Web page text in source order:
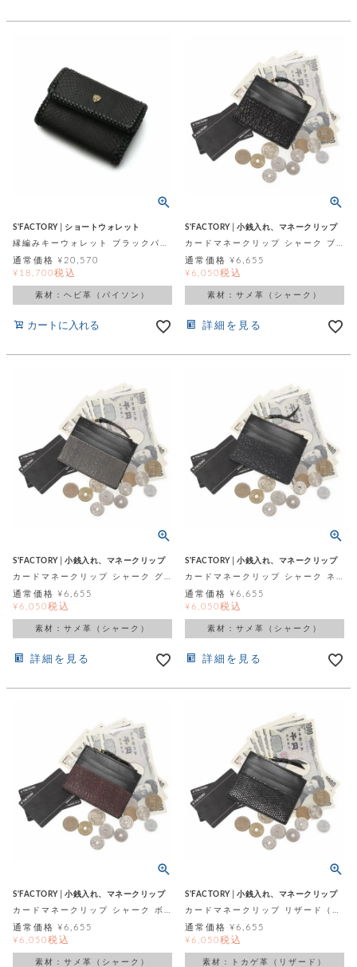
S'FACTORY│ショートウォレット
通常価格 ¥ 20,570
¥ 18,700税込
素材：ヘビ革（パイソン）
カートに入れる
S'FACTORY│小銭入れ、マネークリップ
通常価格 ¥6,655
¥6,050税込
素材：サメ革（シャーク）
詳細を見る
S'FACTORY│小銭入れ、マネークリップ
通常価格 ¥6,655
¥6,050税込
素材：サメ革（シャーク）
詳細を見る
S'FACTORY│小銭入れ、マネークリップ
通常価格 ¥6,655
¥6,050税込
素材：サメ革（シャーク）
詳細を見る
S'FACTORY│小銭入れ、マネークリップ
通常価格 ¥6,655
¥6,050税込
素材：サメ革（シャーク）
S'FACTORY│小銭入れ、マネークリップ
通常価格 ¥6,655
¥6,050税込
素材：トカゲ革（リザード）